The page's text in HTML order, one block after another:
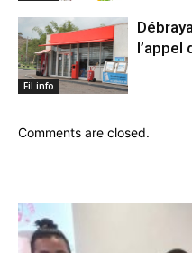
Fil info
l’appel
Comments are closed.